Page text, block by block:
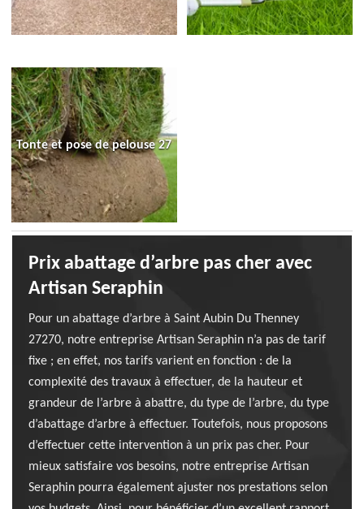
Tonte et pose de pelouse 27
Prix abattage d’arbre pas cher avec
Artisan Seraphin
Pour un abattage d’arbre à Saint Aubin Du Thenney
27270, notre entreprise Artisan Seraphin n’a pas de tarif
fixe ; en effet, nos tarifs varient en fonction : de la
complexité des travaux à effectuer, de la hauteur et
grandeur de l’arbre à abattre, du type de l’arbre, du type
d’abattage d’arbre à effectuer. Toutefois, nous proposons
d’effectuer cette intervention à un prix pas cher. Pour
mieux satisfaire vos besoins, notre entreprise Artisan
Seraphin pourra également ajuster nos prestations selon